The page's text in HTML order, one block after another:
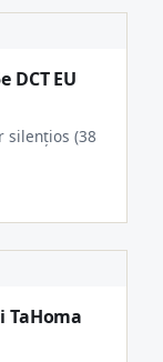
DCT EU
silențios (38
TaHoma